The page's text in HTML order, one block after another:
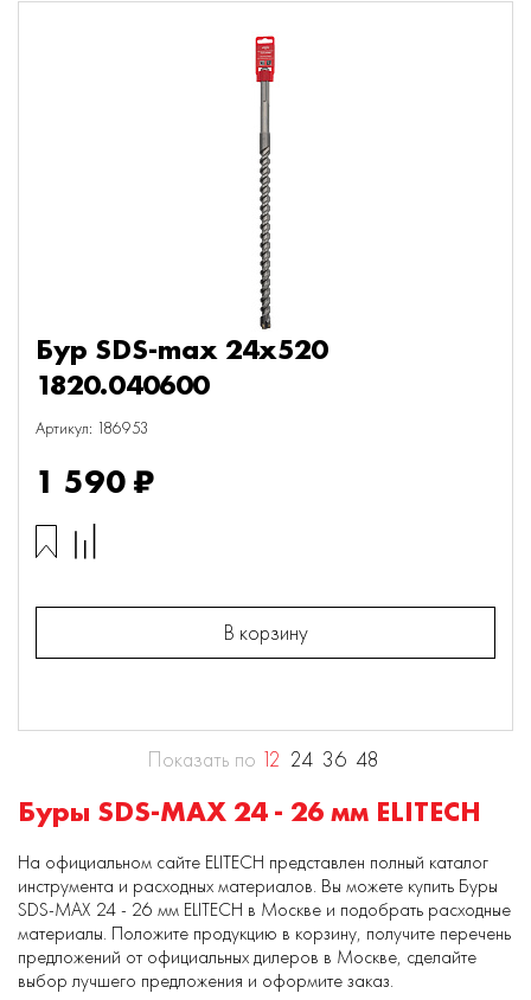
Бур SDS-max 24х520
1820.040600
Артикул: 186953
1 590 ₽
В корзину
Показать по 12 24 36 48
Буры SDS-MAX 24 - 26 мм ELITECH
На официальном сайте ELITECH представлен полный каталог
инструмента и расходных материалов. Вы можете купить Буры
SDS-MAX 24 - 26 мм ELITECH в Москве и подобрать расходные
материалы. Положите продукцию в корзину, получите перечень
предложений от официальных дилеров в Москве, сделайте
выбор лучшего предложения и оформите заказ.